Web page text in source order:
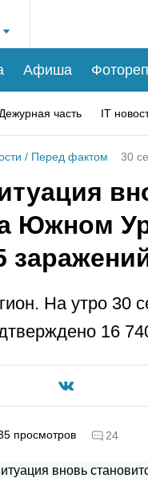
Афиша
Дежурная часть IT
/ Перед фактом 30
Южном
На утро 30
16
просмотров 24